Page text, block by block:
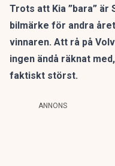
Trots att Kia ”bara”
bilmärke för andra
vinnaren. Att rå på
ingen ändå räknat
faktiskt störst.
ANNONS